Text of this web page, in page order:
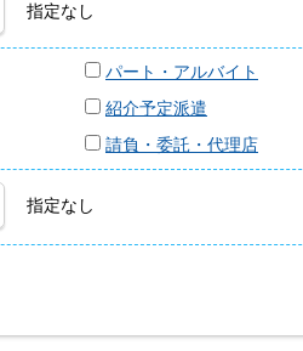
指定なし
パート・アルバイト
紹介予定派遣
請負・委託・代理店
指定なし